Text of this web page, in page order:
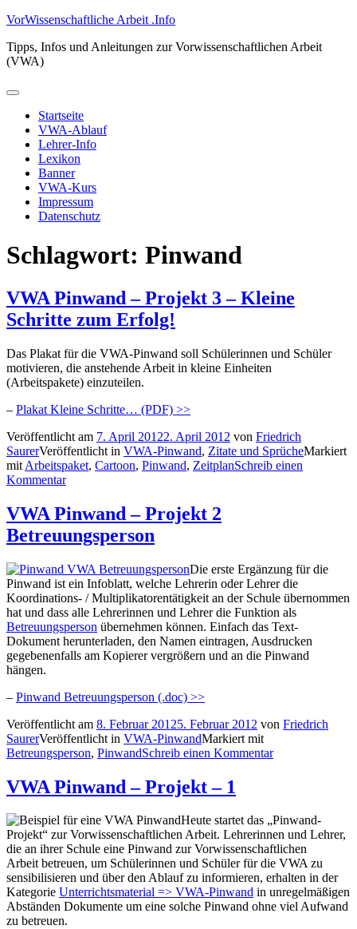
Zum
springen
VorWissenschaftliche Arbeit .Info
Tipps, Infos und Anleitungen zur Vorwissenschaftlichen Arbeit
(VWA)
Primäres
Startseite
VWA-Ablauf
Lehrer-Info
Lexikon
Banner
VWA-Kurs
Impressum
Datenschutz
Schlagwort: Pinwand
VWA Pinwand – Projekt 3 – Kleine
Schritte zum Erfolg!
Das Plakat für die VWA-Pinwand soll Schülerinnen und Schüler
motivieren, die anstehende Arbeit in kleine Einheiten
(Arbeitspakete) einzuteilen.
– Plakat Kleine Schritte… (PDF) >>
Veröffentlicht am 7. April 20122. April 2012 von Friedrich
SaurerVeröffentlicht in VWA-Pinwand, Zitate und SprücheMarkiert
mit Arbeitspaket, Cartoon, Pinwand, ZeitplanSchreib einen
Kommentar
VWA Pinwand – Projekt 2
Betreuungsperson
Die erste Ergänzung für die
Pinwand ist ein Infoblatt, welche Lehrerin oder Lehrer die
Koordinations- / Multiplikatorentätigkeit an der Schule übernommen
hat und dass alle Lehrerinnen und Lehrer die Funktion als
Betreuungsperson übernehmen können. Einfach das Text-
Dokument herunterladen, den Namen eintragen, Ausdrucken
gegebenenfalls am Kopierer vergrößern und an die Pinwand
hängen.
– Pinwand Betreuungsperson (.doc) >>
Veröffentlicht am 8. Februar 20125. Februar 2012 von Friedrich
SaurerVeröffentlicht in VWA-PinwandMarkiert mit
Betreungsperson, PinwandSchreib einen Kommentar
VWA Pinwand – Projekt – 1
Heute startet das „Pinwand-
Projekt“ zur Vorwissenschaftlichen Arbeit. Lehrerinnen und Lehrer,
die an ihrer Schule eine Pinwand zur Vorwissenschaftlichen
Arbeit betreuen, um Schülerinnen und Schüler für die VWA zu
sensibilisieren und über den Ablauf zu informieren, erhalten in der
Kategorie Unterrichtsmaterial => VWA-Pinwand in unregelmäßigen
Abständen Dokumente um eine solche Pinwand ohne viel Aufwand
zu betreuen.